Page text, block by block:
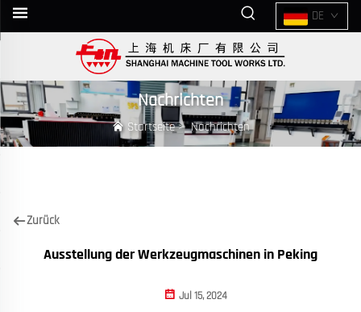
DE
Nachrichten
Startseite>Nachrichten
Zurück
Ausstellung der Werkzeugmaschinen in Peking
Jul 15, 2024